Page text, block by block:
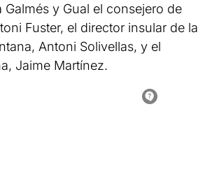
y Gual el consejero de
Fuster, el director insular de la
Antoni Solivellas, y el
Jaime Martínez.